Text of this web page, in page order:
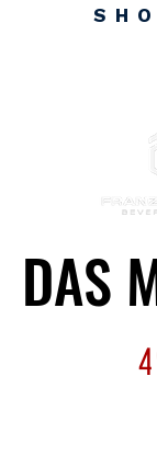
DAS
DAS